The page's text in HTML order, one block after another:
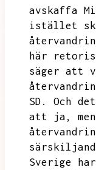
avskaffa
istället
här
säger att
SD.
Och
att ja,
Sverige